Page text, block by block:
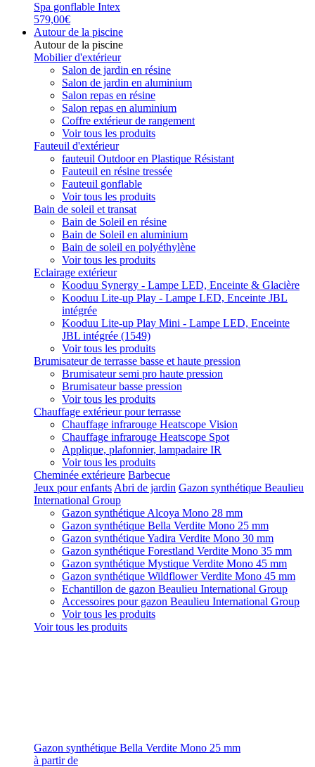
Spa gonflable Intex
579,00€
Autour de la piscine
Autour de la piscine
Mobilier d'extérieur
Salon de jardin en résine
Salon de jardin en aluminium
Salon repas en résine
Salon repas en aluminium
Coffre extérieur de rangement
Voir tous les produits
Fauteuil d'extérieur
fauteuil Outdoor en Plastique Résistant
Fauteuil en résine tressée
Fauteuil gonflable
Voir tous les produits
Bain de soleil et transat
Bain de Soleil en résine
Bain de Soleil en aluminium
Bain de soleil en polyéthylène
Voir tous les produits
Eclairage extérieur
Kooduu Synergy - Lampe LED, Enceinte & Glacière
Kooduu Lite-up Play - Lampe LED, Enceinte JBL
intégrée
Kooduu Lite-up Play Mini - Lampe LED, Enceinte
JBL intégrée (1549)
Voir tous les produits
Brumisateur de terrasse basse et haute pression
Brumisateur semi pro haute pression
Brumisateur basse pression
Voir tous les produits
Chauffage extérieur pour terrasse
Chauffage infrarouge Heatscope Vision
Chauffage infrarouge Heatscope Spot
Applique, plafonnier, lampadaire IR
Voir tous les produits
Cheminée extérieure Barbecue
Jeux pour enfants Abri de jardin Gazon synthétique Beaulieu
International Group
Gazon synthétique Alcoya Mono 28 mm
Gazon synthétique Bella Verdite Mono 25 mm
Gazon synthétique Yadira Verdite Mono 30 mm
Gazon synthétique Forestland Verdite Mono 35 mm
Gazon synthétique Mystique Verdite Mono 45 mm
Gazon synthétique Wildflower Verdite Mono 45 mm
Echantillon de gazon Beaulieu International Group
Accessoires pour gazon Beaulieu International Group
Voir tous les produits
Voir tous les produits
Gazon synthétique Bella Verdite Mono 25 mm
à partir de